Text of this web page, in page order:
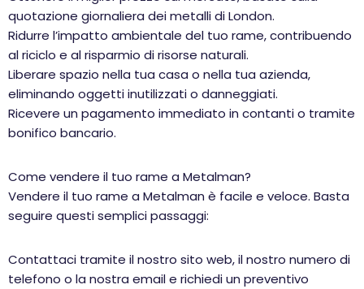
quotazione giornaliera dei metalli di London.
Ridurre l’impatto ambientale del tuo rame, contribuendo
al riciclo e al risparmio di risorse naturali.
Liberare spazio nella tua casa o nella tua azienda,
eliminando oggetti inutilizzati o danneggiati.
Ricevere un pagamento immediato in contanti o tramite
bonifico bancario.
Come vendere il tuo rame a Metalman?
Vendere il tuo rame a Metalman è facile e veloce. Basta
seguire questi semplici passaggi:
Contattaci tramite il nostro sito web, il nostro numero di
telefono o la nostra email e richiedi un preventivo